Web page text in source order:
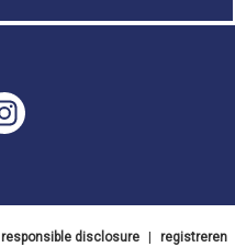
responsible disclosure | registreren